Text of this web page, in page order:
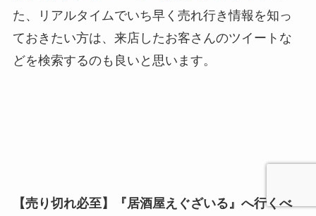
た、リアルタイムでいち早く売れ行き情報を知っ
ておきたい方は、来店したお客さんのツイートな
どを検索するのも良いと思います。
【売り切れ必至】『居酒屋えぐざいる』へ行くべ